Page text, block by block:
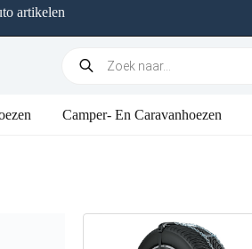
artikelen
Camper- En Caravanhoezen